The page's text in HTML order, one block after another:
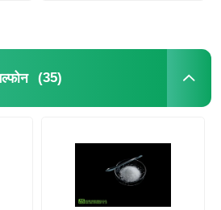
(35)